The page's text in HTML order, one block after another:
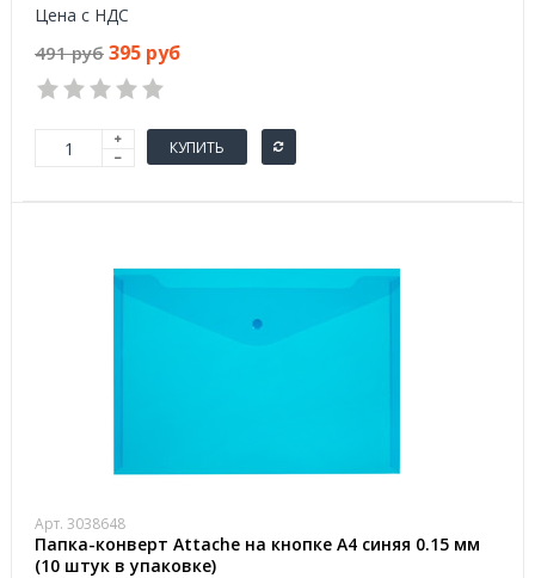
Цена с НДС
491 руб 395 руб
КУПИТЬ
Арт. 3038648
Папка-конверт Attache на кнопке А4 синяя 0.15 мм
(10 штук в упаковке)